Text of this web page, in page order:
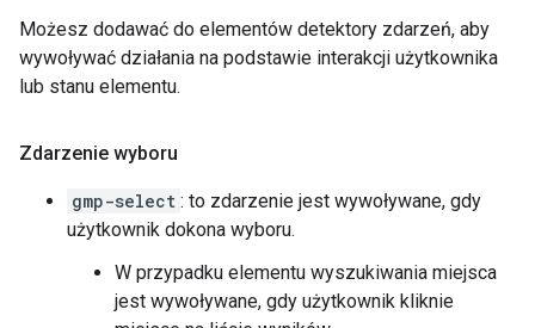
Możesz dodawać do elementów detektory zdarzeń, aby
wywoływać działania na podstawie interakcji użytkownika
lub stanu elementu.
Zdarzenie wyboru
gmp-select : to zdarzenie jest wywoływane, gdy
użytkownik dokona wyboru.
W przypadku elementu wyszukiwania miejsca
jest wywoływane, gdy użytkownik kliknie